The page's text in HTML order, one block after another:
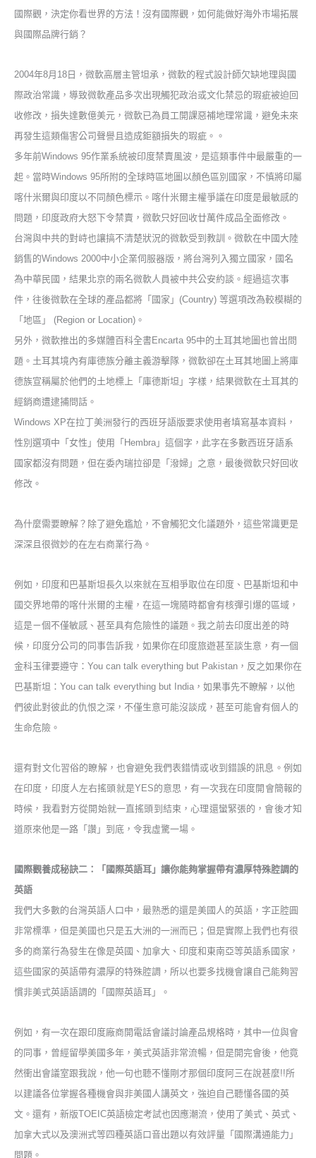
國際觀，決定你看世界的方法！沒有國際觀，如何能做好海外市場拓展
與國際品牌行銷？
2004年8月 18 日，微軟高層主管坦承，微軟的程式設計師欠缺地理與國
際政治常識，導致微軟產品多次出現觸犯政治或文化禁忌的瑕疵被迫回
收修改，損失達數億美元，微軟已為員工開課惡補地理常識，避免未來
再發生這類傷害公司聲譽且造成鉅額損失的瑕疵。。
多年前Windows 95作業系統被印度禁賣風波，是這類事件中最嚴重的一
起。當時Windows 95所附的全球時區地圖以顏色區別國家，不慎將印屬
喀什米爾與印度以不同顏色標示。喀什米爾主權爭議在印度是最敏感的
問題，印度政府大怒下令禁賣，微軟只好回收廿萬件成品全面修改。
台灣與中共的對峙也讓搞不清楚狀況的微軟受到教訓。微軟在中國大陸
銷售的Windows 2000中小企業伺服器版，將台灣列入獨立國家，國名
為中華民國，結果北京的兩名微軟人員被中共公安約談。經過這次事
件，往後微軟在全球的產品都將「國家」 (Country) 等選項改為較模糊的
「地區」
(Region or Location) 。
另外，微軟推出的多媒體百科全書Encarta 95中的土耳其地圖也曾出問
題。土耳其境內有庫德族分離主義游擊隊，微軟卻在土耳其地圖上將庫
德族宣稱屬於他們的土地標上「庫德斯坦」字樣，結果微軟在土耳其的
經銷商遭逮捕問話。
Windows XP在拉丁美洲發行的西班牙語版要求使用者填寫基本資料，
性別選項中「女性」使用「 Hembra 」這個字，此字在多數西班牙語系
國家都沒有問題，但在委內瑞拉卻是「潑婦」之意，最後微軟只好回收
修改。
為什麼需要瞭解？除了避免尷尬，不會觸犯文化議題外，這些常識更是
深深且很微妙的在左右商業行為。
例如，印度和巴基斯坦長久以來就在互相爭取位在印度、巴基斯坦和中
國交界地帶的喀什米爾的主權，在這一塊隨時都會有核彈引爆的區域，
這是ㄧ個不僅敏感、甚至具有危險性的議題。我之前去印度出差的時
候，印度分公司的同事告訴我，如果你在印度旅遊甚至談生意，有一個
金科玉律要遵守： You can talk everything but Pakistan ，反之如果你在
巴基斯坦： You can talk everything but India ，如果事先不瞭解，以他
們彼此對彼此的仇恨之深， 不僅生意可能沒談成，甚至可能會有個人的
生命危險。
還有對文化習俗的瞭解，也會避免我們表錯情或收到錯誤的訊息。例如
在印度，印度人左右搖頭就是YES的意思 ，有一次我在印度開會簡報的
時候，我看對方從開始就一直搖頭到結束，心理還蠻緊張的，會後才知
道原來他是一路「讚」到底，令我虛驚一場。
國際觀養成秘訣二：「國際英語耳」讓你能夠掌握帶有濃厚特殊腔調的
英語
我們大多數的台灣英語人口中，最熟悉的還是美國人的英語，字正腔圓
非常標準，但是美國也只是五大洲的一洲而已；但是實際上我們也有很
多的商業行為發生在像是英國、加拿大、印度和東南亞等英語系國家，
這些國家的英語帶有濃厚的特殊腔調，所以也要多找機會讓自己能夠習
慣非美式英語語調的 「 國際英語耳 」 。
例如，有一次在跟印度廠商開電話會議討論產品規格時，其中一位與會
的 同事 ，曾經留學美國多年，美式英語非常流暢，但是開完會後，他竟
然衝出會議室跟我說，他一句也聽不懂剛才那個印度阿三在說甚麼!!所
以建議各位掌握各種機會與非美國人講英文，強迫自己聽懂各國的英
文。還有，新版TOEIC英語檢定考試也因應潮流，使用了美式、英式、
加拿大式以及澳洲式等四種英語口音出題以有效評量「國際溝通能力」
問題。